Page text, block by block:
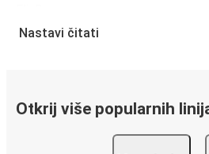
Putovanje autobusom iz
Mannheim je prometno čvorište sa
Nastavi čitati
Otkrij više popularnih